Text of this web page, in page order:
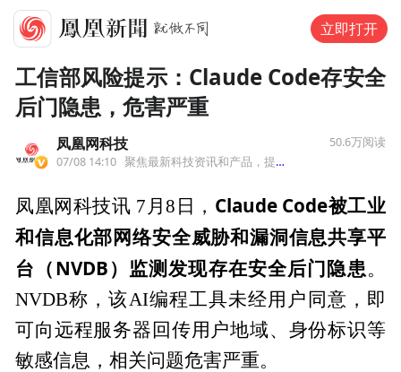
立即打开
工信部风险提示：Claude Code存安全
后门隐患，危害严重
凤凰网科技
07/08 14:10 聚焦最新科技资讯和产品，提供深入独到趋势分析。
50.6万阅读
凤凰网科技讯 7月8日， Claude Code被工业
和信息化部网络安全威胁和漏洞信息共享平
台（NVDB）监测发现存在安全后门隐患。
NVDB称，该AI编程工具未经用户同意，即
可向远程服务器回传用户地域、身份标识等
敏感信息，相关问题危害严重。